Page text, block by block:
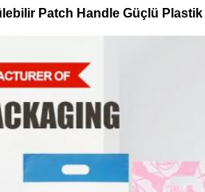
Patch Handle Güçlü